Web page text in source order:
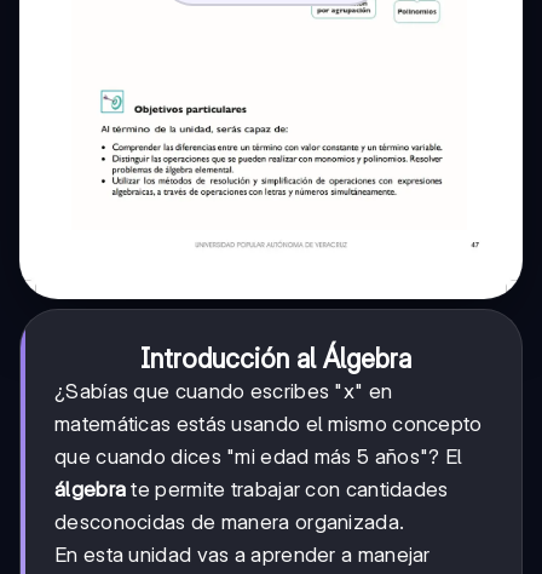
Introducción al Álgebra
¿Sabías que cuando escribes "x" en
matemáticas estás usando el mismo concepto
que cuando dices "mi edad más 5 años"? El
álgebra te permite trabajar con cantidades
desconocidas de manera organizada.
En esta unidad vas a aprender a manejar